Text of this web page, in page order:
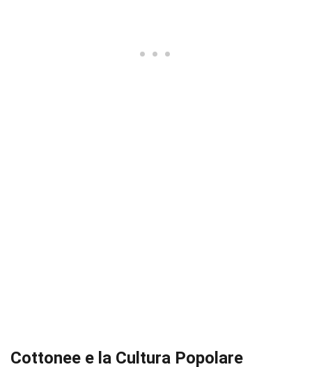
Cottonee e la Cultura Popolare